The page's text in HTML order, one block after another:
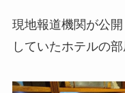
現地報道機関が公
していたホテルの